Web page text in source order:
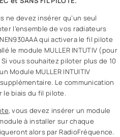
ne devez insérer qu’un seul
l’ensemble de vos radiateurs
qui activera le fil pilote
le module MULLER INTUTIV (pour
vous souhaitez piloter plus de 10
Module MULLER INTUITIV
Le communication
le biais du fil pilote.
, vous devez insérer un module
à installer sur chaque
alors par RadioFréquence.